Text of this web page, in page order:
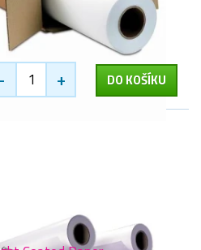
- + DO KOŠÍKU